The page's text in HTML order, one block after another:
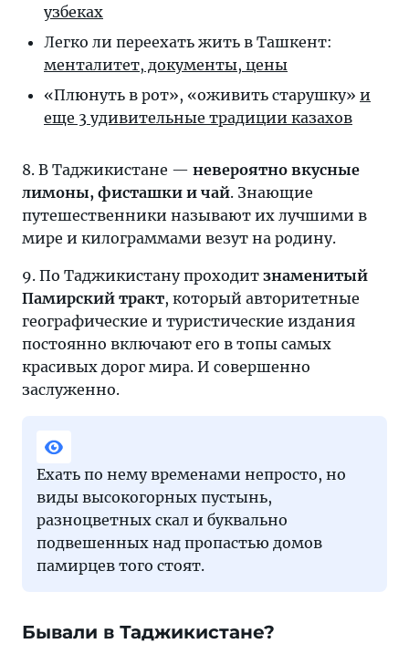
узбеках
Легко ли переехать жить в Ташкент:
менталитет, документы, цены
«Плюнуть в рот», «оживить старушку» и
еще 3 удивительные традиции казахов
8. В Таджикистане — невероятно вкусные
лимоны, фисташки и чай. Знающие
путешественники называют их лучшими в
мире и килограммами везут на родину.
9. По Таджикистану проходит знаменитый
Памирский тракт, который авторитетные
географические и туристические издания
постоянно включают его в топы самых
красивых дорог мира. И совершенно
заслуженно.
Ехать по нему временами непросто, но
виды высокогорных пустынь,
разноцветных скал и буквально
подвешенных над пропастью домов
памирцев того стоят.
Бывали в Таджикистане?